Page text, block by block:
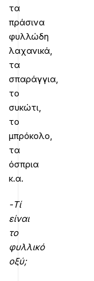
τα
πράσινα
φυλλώδη
λαχανικά,
τα
σπαράγγια,
το
συκώτι,
το
μπρόκολο,
τα
όσπρια
κ.α.
-Τί
είναι
το
φυλλικό
οξύ;